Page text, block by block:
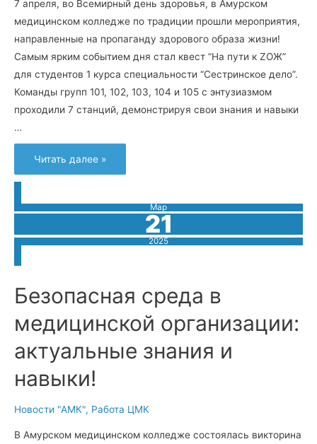
7 апреля, во Всемирный день здоровья, в Амурском
медицинском колледже по традиции прошли мероприятия,
направленные на пропаганду здорового образа жизни!
Самым ярким событием дня стал квест “На пути к ZОЖ”
для студентов 1 курса специальности “Сестринское дело”.
Команды групп 101, 102, 103, 104 и 105 с энтузиазмом
проходили 7 станций, демонстрируя свои знания и навыки
…
Всемирный
день
здоровья
Читать далее »
Мар
21
2025
Безопасная среда в
медицинской организации:
актуальные знания и
навыки!
Новости "АМК", Работа ЦМК
В Амурском медицинском колледже состоялась викторина